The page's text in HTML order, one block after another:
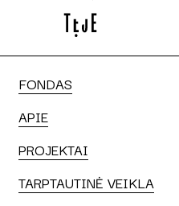
FONDAS
APIE
PROJEKTAI
TARPTAUTINĖ VEIKLA